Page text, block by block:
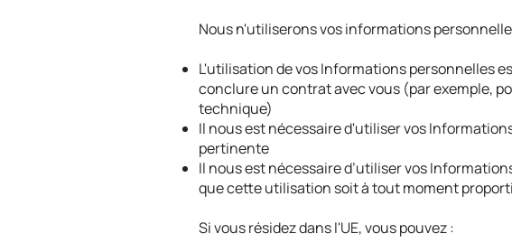
Nous n'utiliserons vos informations
L'utilisation de vos Informations personnelles
conclure un contrat avec vous (par exemple,
technique)
Il nous est nécessaire d'utiliser vos
pertinente
Il nous est nécessaire d’utiliser vos
que cette utilisation soit à tout moment
Si vous résidez dans l'UE, vous pouvez :